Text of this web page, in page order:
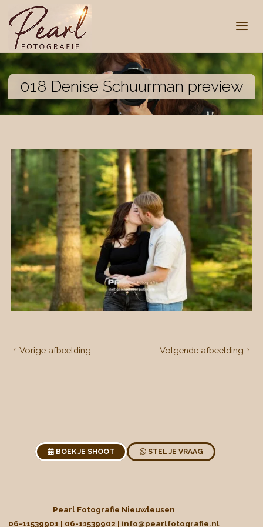
018 Denise Schuurman preview
Vorige afbeelding Volgende afbeelding
BOEK JE SHOOT STEL JE VRAAG
Pearl Fotografie Nieuwleusen
06-11539901 | 06-11539902 | info@pearlfotografie.nl